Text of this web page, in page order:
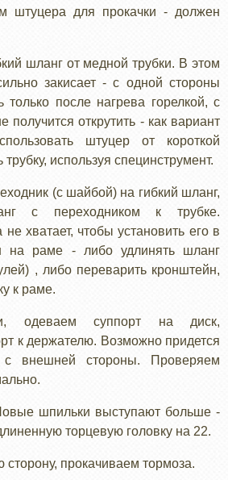
штуцера для прокачки - должен
шланг от медной трубки. В этом
закисает - с одной стороны
только после нагрева горелкой, с
получится открутить - как вариант
штуцер от короткой
трубку, используя специнструмент.
(с шайбой) на гибкий шланг,
с переходником к трубке.
не хватает, чтобы установить его в
на раме - либо удлинять шланг
, либо переварить кронштейн,
к раме.
одеваем суппорт на диск,
к держателю. Возможно придется
с внешней стороны. Проверяем
шпильки выступают больше -
торцевую головку на 22.
прокачиваем тормоза.